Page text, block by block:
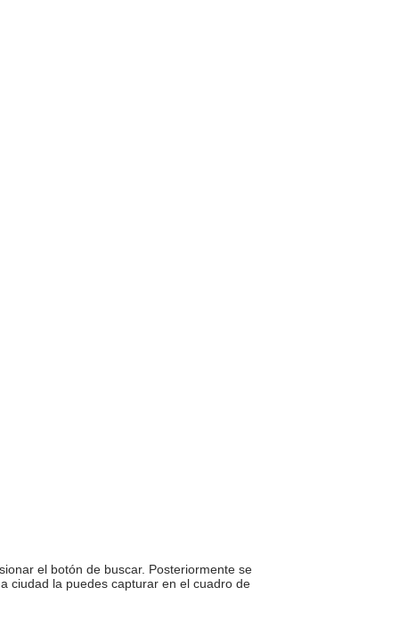
el botón de buscar. Posteriormente se
ciudad la puedes capturar en el cuadro de